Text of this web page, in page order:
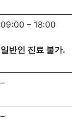
09:00 – 18:00
일반인 진료 불가.
–
–